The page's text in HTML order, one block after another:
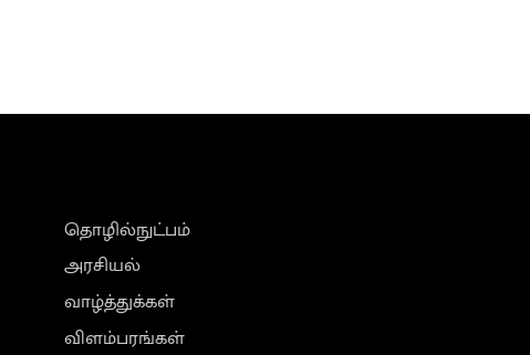
தொழில்நுட்பம்
அரசியல்
வாழ்த்துக்கள்
விளம்பரங்கள்